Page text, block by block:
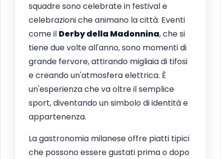
squadre sono celebrate in festival e
celebrazioni che animano la città. Eventi
come il Derby della Madonnina, che si
tiene due volte all'anno, sono momenti di
grande fervore, attirando migliaia di tifosi
e creando un'atmosfera elettrica. È
un'esperienza che va oltre il semplice
sport, diventando un simbolo di identità e
appartenenza.
La gastronomia milanese offre piatti tipici
che possono essere gustati prima o dopo